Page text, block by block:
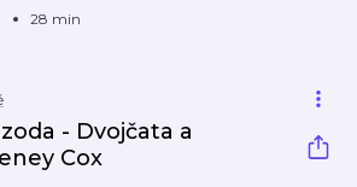
28 min
- Dvojčata a
Cox